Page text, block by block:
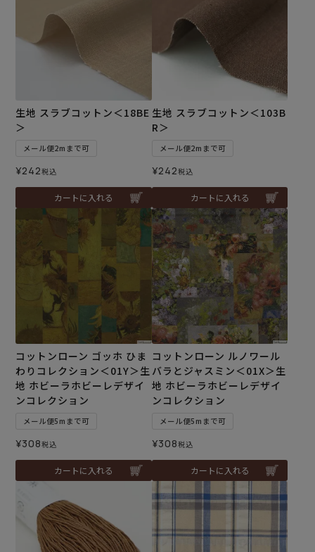
生地 スラブコットン＜18BE
＞
メール便2mまで可
¥242税込
カートに入れる
生地 スラブコットン＜103B
R＞
メール便2mまで可
¥242税込
カートに入れる
コットンローン ゴッホ ひま
わりコレクション＜01Y＞生
地 ホビーラホビーレデザイ
ンコレクション
メール便5mまで可
¥308税込
カートに入れる
コットンローン ルノワール
バラとジャスミン＜01X＞生
地 ホビーラホビーレデザイ
ンコレクション
メール便5mまで可
¥308税込
カートに入れる